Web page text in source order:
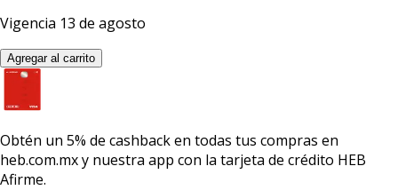
Vigencia 13 de agosto
Agregar al carrito
Obtén un 5% de cashbacken todas tus compras en
heb.com.mx y nuestra app con la tarjeta de crédito HEB
Afirme.